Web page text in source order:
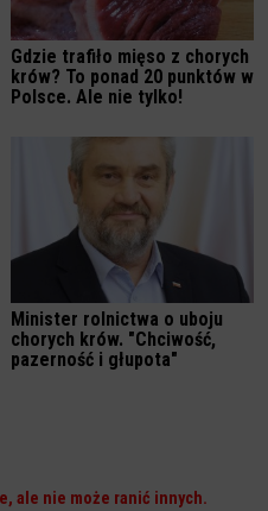
Gdzie trafiło mięso z chorych
krów? To ponad 20 punktów w
Polsce. Ale nie tylko!
Minister rolnictwa o uboju
chorych krów. "Chciwość,
pazerność i głupota"
ale nie może ranić innych.